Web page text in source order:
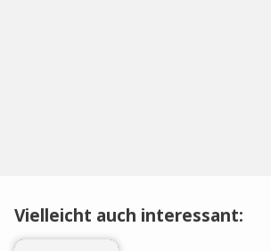
Vielleicht auch interessant: